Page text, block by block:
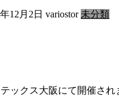
12月2日 variostor 未分類
ックス大阪にて開催さ